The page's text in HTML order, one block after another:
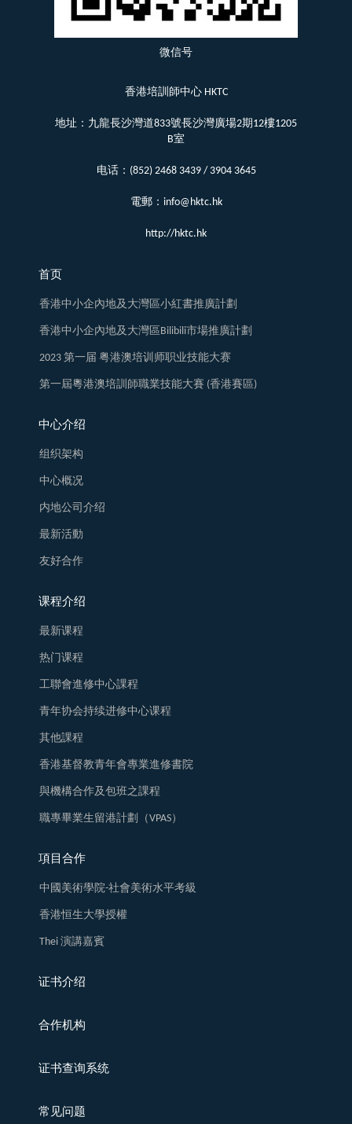
微信号
香港培訓師中心 HKTC
地址：九龍長沙灣道833號長沙灣廣場2期12樓1205
B室
电话：(852) 2468 3439 / 3904 3645
電郵：info@hktc.hk
http://hktc.hk
首页
香港中小企內地及大灣區小紅書推廣計劃
香港中小企內地及大灣區Bilibili市場推廣計劃
2023 第一届 粤港澳培训师职业技能大赛
第一屆粵港澳培訓師職業技能大賽 (香港賽區)
中心介绍
组织架构
中心概况
内地公司介绍
最新活動
友好合作
课程介绍
最新课程
热门课程
工聯會進修中心課程
青年协会持续进修中心课程
其他課程
香港基督教青年會專業進修書院
與機構合作及包班之課程
職專畢業生留港計劃（VPAS）
項目合作
中國美術學院-社會美術水平考級
香港恒生大學授權
Thei 演講嘉賓
证书介绍
合作机构
证书查询系统
常见问题